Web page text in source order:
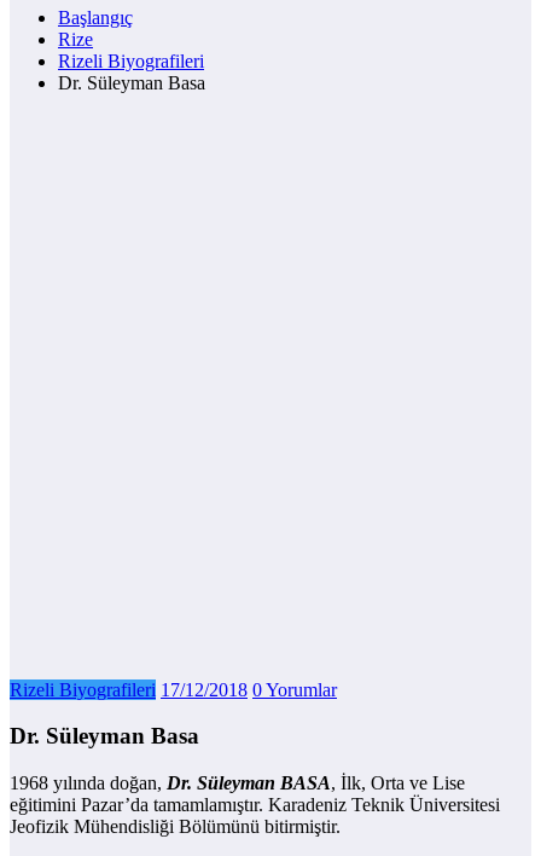
Başlangıç
Rize
Rizeli Biyografileri
Dr. Süleyman Basa
Rizeli Biyografileri 17/12/2018 0 Yorumlar
Dr. Süleyman Basa
1968 yılında doğan, Dr. Süleyman BASA, İlk, Orta ve Lise
eğitimini Pazar’da tamamlamıştır. Karadeniz Teknik Üniversitesi
Jeofizik Mühendisliği Bölümünü bitirmiştir.